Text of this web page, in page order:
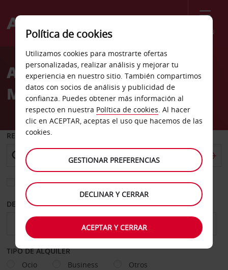
Menú
Welcome
AvisAlquiler de coches
Makassar
RECOGER EN
Elegir otra oficina de devolución
DESDE HASTA
TIPO DE ALQUILER
Ocio
Business Otros
Política de cookies
Utilizamos cookies para mostrarte ofertas
personalizadas, realizar análisis y mejorar tu
experiencia en nuestro sitio. También compartimos
datos con socios de análisis y publicidad de
confianza. Puedes obtener más información al
respecto en nuestra Política de cookies. Al hacer
clic en ACEPTAR, aceptas el uso que hacemos de las
cookies.
GESTIONAR PREFERENCIAS
DECLINAR Y CERRAR
ACEPTAR Y CERRAR